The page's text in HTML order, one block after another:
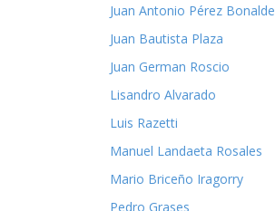
Juan Antonio Pérez Bonalde
Juan Bautista Plaza
Juan German Roscio
Lisandro Alvarado
Luis Razetti
Manuel Landaeta Rosales
Mario Briceño Iragorry
Pedro Grases